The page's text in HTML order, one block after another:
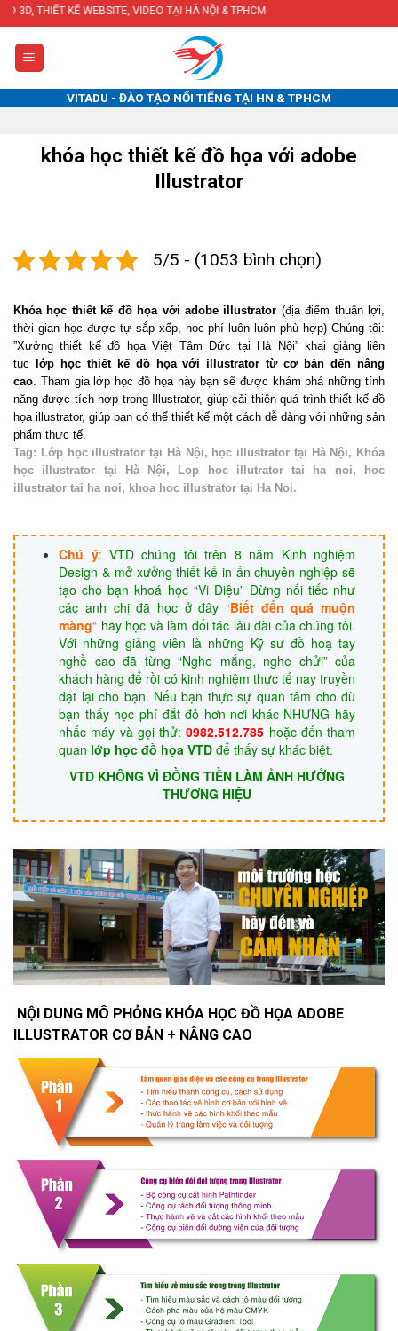
Skip
to
content
VIDEO TẠI HÀ NỘI & TPHCM
VITADU - ĐÀO TẠO NỔI TIẾNG TẠI HN & TPHCM
khóa học thiết kế đồ họa với adobe
Illustrator
5/5 - (1053 bình chọn)
Khóa học thiết kế đồ họa với adobe illustrator (địa điểm thuận lợi,
thời gian học được tự sắp xếp, học phí luôn luôn phù hợp) Chúng tôi:
”Xưởng thiết kế đồ họa Việt Tâm Đức tại Hà Nội” khai giảng liên
tục lớp học thiết kế đồ họa với illustrator từ cơ bản đến nâng
cao. Tham gia lớp học đồ họa này bạn sẽ được khám phá những tính
năng được tích hợp trong Illustrator, giúp cải thiện quá trình thiết kế đồ
họa illustrator, giúp bạn có thể thiết kế một cách dễ dàng với những sản
phẩm thực tế.
Tag: Lớp học illustrator tại Hà Nội, học illustrator tại Hà Nội, Khóa
học illustrator tại Hà Nội, Lop hoc illutrator tai ha noi, hoc
illustrator tai ha noi, khoa hoc illustrator tại Ha Noi.
Chú ý: VTD chúng tôi trên 8 năm Kinh nghiệm
Design & mở xưởng thiết kế in ấn chuyên nghiệp sẽ
tạo cho bạn khoá học “Vi Diệu” Đừng nối tiếc như
các anh chị đã học ở đây “Biết đến quá muộn
màng“ hãy học và làm đối tác lâu dài của chúng tôi.
Với những giảng viên là những Kỹ sư đồ hoạ tay
nghề cao đã từng “Nghe mắng, nghe chửi” của
khách hàng để rồi có kinh nghiệm thực tế nay truyền
đạt lại cho bạn. Nếu bạn thực sự quan tâm cho dù
bạn thấy học phí đắt đỏ hơn nơi khác NHƯNG hãy
nhấc máy và gọi thử:0982.512.785 hoặc đến tham
quan lớp học đồ họa VTD để thấy sự khác biệt.
VTD KHÔNG VÌ ĐỒNG TIỀN LÀM ẢNH HƯỞNG
THƯƠNG HIỆU
NỘI DUNG MÔ PHỎNG KHÓA HỌC ĐỒ HỌA ADOBE
ILLUSTRATOR CƠ BẢN + NÂNG CAO